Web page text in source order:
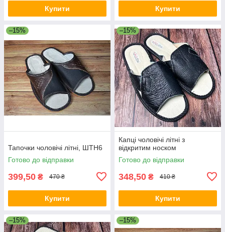
Купити Купити
–15%
Тапочки чоловічі літні, ШТН6
Готово до відправки
399,50 ₴ 470 ₴
Купити
–15%
Капці чоловічі літні з
відкритим носком
Готово до відправки
348,50 ₴ 410 ₴
Купити
–15% –15%